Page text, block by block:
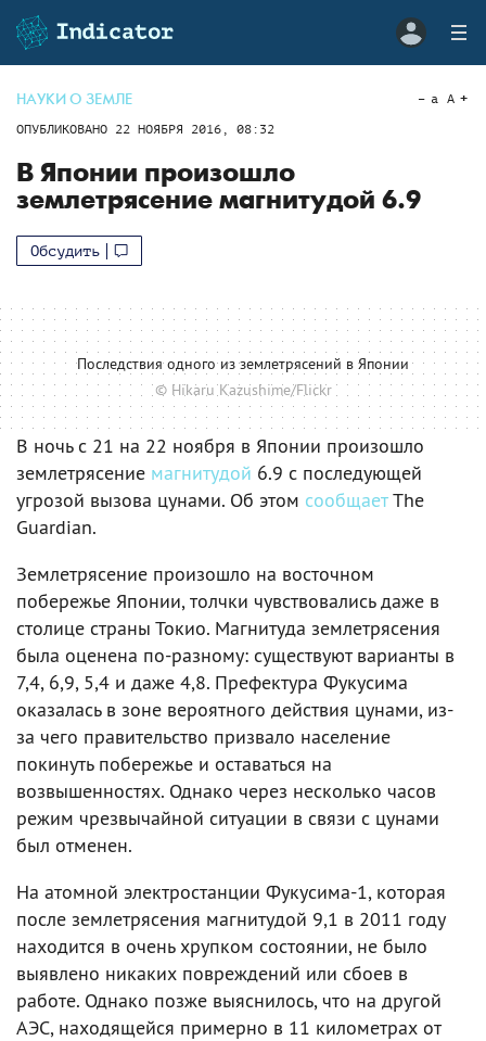
НАУКИ О ЗЕМЛЕ
ОПУБЛИКОВАНО 22 НОЯБРЯ 2016, 08:32
a A
В Японии произошло
землетрясение магнитудой 6.9
Обсудить
Последствия одного из землетрясений в Японии
© Hikaru Kazushime/Flickr
В ночь с 21 на 22 ноября в Японии произошло
землетрясение магнитудой 6.9 с последующей
угрозой вызова цунами. Об этом сообщаетThe
Guardian.
Землетрясение произошло на восточном
побережье Японии, толчки чувствовались даже в
столице страны Токио. Магнитуда землетрясения
была оценена по-разному: существуют варианты в
7,4, 6,9, 5,4 и даже 4,8. Префектура Фукусима
оказалась в зоне вероятного действия цунами, из-
за чего правительство призвало население
покинуть побережье и оставаться на
возвышенностях. Однако через несколько часов
режим чрезвычайной ситуации в связи с цунами
был отменен.
На атомной электростанции Фукусима-1, которая
после землетрясения магнитудой 9,1 в 2011 году
находится в очень хрупком состоянии, не было
выявлено никаких повреждений или сбоев в
работе. Однако позже выяснилось, что на другой
АЭС, находящейся примерно в 11 километрах от